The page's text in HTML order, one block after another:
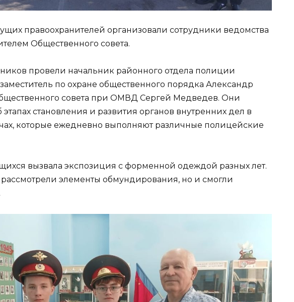
правоохранителей организовали сотрудники ведомства
Общественного совета.
провели начальник районного отдела полиции
по охране общественного порядка Александр
совета при ОМВД Сергей Медведев. Они
этапах становления и развития органов внутренних дел в
которые ежедневно выполняют различные полицейские
вызвала экспозиция с форменной одеждой разных лет.
элементы обмундирования, но и смогли